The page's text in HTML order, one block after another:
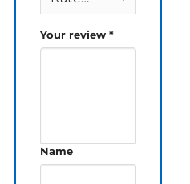
Your review *
Name